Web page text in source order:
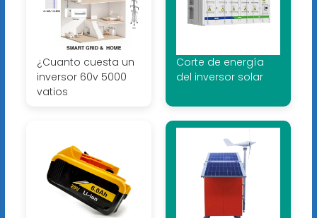
¿Cuanto cuesta un
inversor 60v 5000
vatios
Corte de energía
del inversor solar